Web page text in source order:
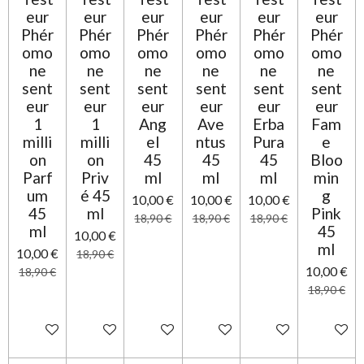
eur
Phér
omo
ne
sent
eur
1
milli
on
Parf
um
45
ml
10,00 €
18,90 €
Ajouter au panier
eur
Phér
omo
ne
sent
eur
1
milli
on
Priv
é 45
ml
10,00 €
18,90 €
Ajouter au panier
eur
Phér
omo
ne
sent
eur
Ang
el
45
ml
10,00 €
18,90 €
Ajouter au panier
eur
Phér
omo
ne
sent
eur
Ave
ntus
45
ml
10,00 €
18,90 €
Ajouter au panier
eur
Phér
omo
ne
sent
eur
Erba
Pura
45
ml
10,00 €
18,90 €
Ajouter au panier
eur
Phér
omo
ne
sent
eur
Fam
e
Bloo
min
g
Pink
45
ml
10,00 €
18,90 €
Ajouter